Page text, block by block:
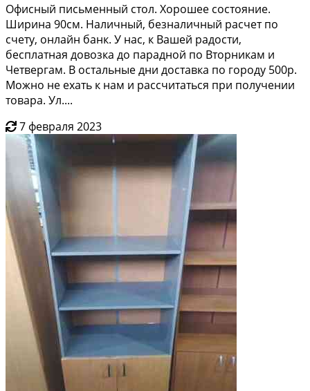
Офисный письменный стол. Хорошее состояние.
Ширина 90см. Наличный, безналичный расчет по
счету, онлайн банк. У нас, к Вашей радости,
бесплатная довозка до парадной по Вторникам и
Четвергам. В остальные дни доставка по городу 500р.
Можно не ехать к нам и рассчитаться при получении
товара. Ул....
7 февраля 2023